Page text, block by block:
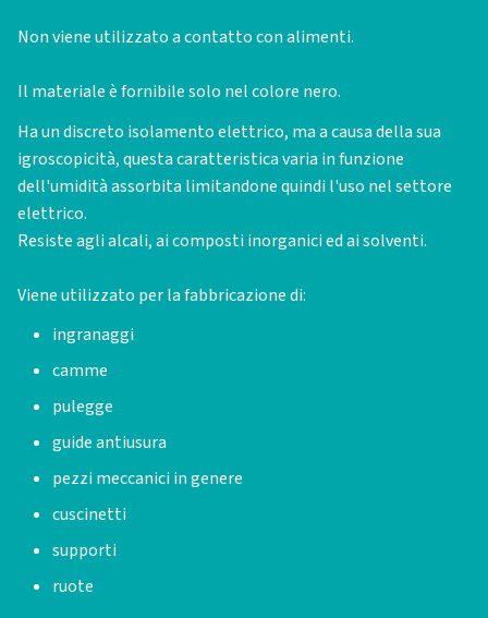
Non viene utilizzato a contatto con alimenti.
Il materiale è fornibile solo nel colore nero.
Ha un discreto isolamento elettrico, ma a causa della sua
igroscopicità, questa caratteristica varia in funzione
dell'umidità assorbita limitandone quindi l'uso nel settore
elettrico.
Resiste agli alcali, ai composti inorganici ed ai solventi.
Viene utilizzato per la fabbricazione di:
ingranaggi
camme
pulegge
guide antiusura
pezzi meccanici in genere
cuscinetti
supporti
ruote